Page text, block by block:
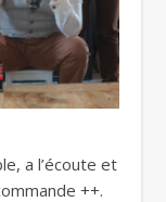
a l’écoute et
++.